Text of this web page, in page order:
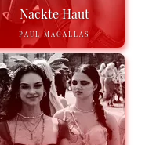
Nackte Haut
PAUL MAGALLAS